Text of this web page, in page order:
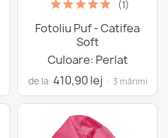
(1)
Fotoliu Puf - Catifea
Soft
Culoare: Perlat
de la 410,90 lej · 3 mărimi